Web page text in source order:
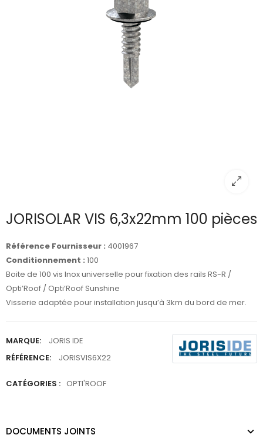
JORISOLAR VIS 6,3x22mm 100 pièces
Référence Fournisseur : 4001967
Conditionnement : 100
Boite de 100 vis Inox universelle pour fixation des rails RS-R /
Opti’Roof / Opti’Roof Sunshine
Visserie adaptée pour installation jusqu’à 3km du bord de mer.
MARQUE:
JORIS IDE
RÉFÉRENCE:
JORISVIS6X22
CATÉGORIES : OPTI'ROOF
DOCUMENTS JOINTS